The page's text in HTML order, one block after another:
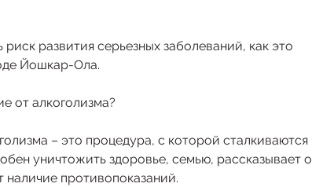
Йошкар-Ола.
от алкоголизма?
– это процедура, с которой сталкиваются
уничтожить здоровье, семью, рассказывает о
наличие противопоказаний.